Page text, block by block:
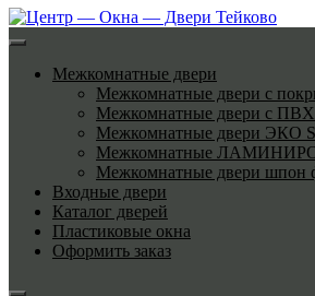
Межкомнатные двери
Межкомнатные двери с
Межкомнатные двери с
Межкомнатные двери ЭКО
Межкомнатные
Межкомнатные двери шпон
Входные двери
Каталог дверей
Пластиковые окна
Оформить заказ